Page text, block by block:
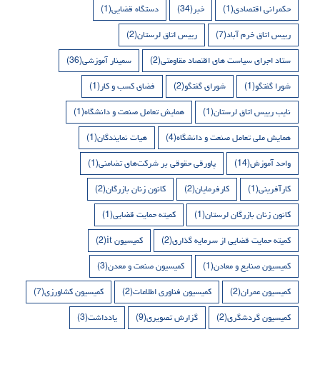
حکمرانی اقتصادی(1) خبر(34) دستگاه قضایی(1)
رییس اتاق خرم آباد(7) رییس اتاق لرستان(2)
ستاد اجرای سیاست های اقتصاد مقاومتی(2) سمینار آموزشی(36)
شورا گفتگو(1) شورای گفتگو(2) فضای کسب و کار(1)
نایب رییس اتاق لرستان(1) همایش تعامل صنعت و دانشگاه(1)
همایش ملی تعامل صنعت و دانشگاه(4) هیات نمایندگان(1)
واحد آموزش(14) پاورقی حقوقی بر شرکت‌های تضامنی(1)
کارآفرینی(1) کارفرمایان(2) کانون زنان بازرگان(2)
کانون زنان بازرگان لرستان(1) کمیته حمایت قضایی(1)
کمیته حمایت قضایی از سرمایه گذاری(2) کمیسیون it (2)
کمیسیون صنایع و معادن(1) کمیسیون صنعت و معدن(3)
کمیسیون عمران(2) کمیسیون فناوری اطلاعات(2) کمیسیون کشاورزی(7)
کمیسیون گردشگری(2) گزارش تصویری(9) یادداشت(3)